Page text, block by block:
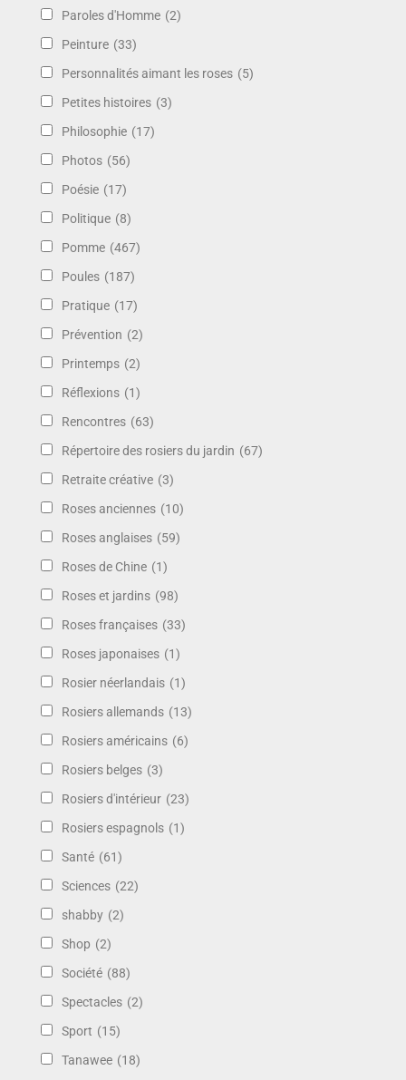
Paroles d'Homme (2)
Peinture (33)
Personnalités aimant les roses (5)
Petites histoires (3)
Philosophie (17)
Photos (56)
Poésie (17)
Politique (8)
Pomme (467)
Poules (187)
Pratique (17)
Prévention (2)
Printemps (2)
Réflexions (1)
Rencontres (63)
Répertoire des rosiers du jardin (67)
Retraite créative (3)
Roses anciennes (10)
Roses anglaises (59)
Roses de Chine (1)
Roses et jardins (98)
Roses françaises (33)
Roses japonaises (1)
Rosier néerlandais (1)
Rosiers allemands (13)
Rosiers américains (6)
Rosiers belges (3)
Rosiers d'intérieur (23)
Rosiers espagnols (1)
Santé (61)
Sciences (22)
shabby (2)
Shop (2)
Société (88)
Spectacles (2)
Sport (15)
Tanawee (18)